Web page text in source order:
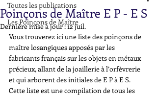
Toutes les publications
Les Poinçons de Maître
Poinçons de Maître E P - E S
Dernière mise à jour :12 juil.
Vous trouverez ici une liste des poinçons de
maître losangiques apposés par les
fabricants français sur les objets en métaux
précieux, allant de la joaillerie à l’orfèvrerie
et qui arborent des initiales de E P à E S.
Cette liste est une compilation de tous les